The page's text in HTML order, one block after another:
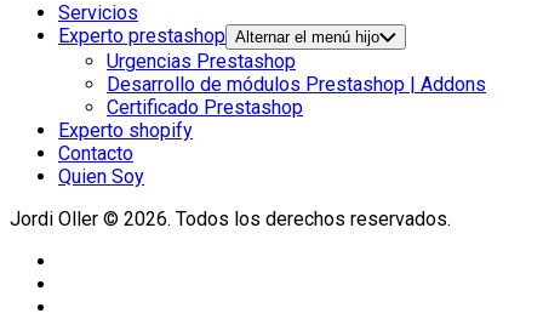
Servicios
Experto prestashop Alternar el menú hijo
Urgencias Prestashop
Desarrollo de módulos Prestashop | Addons
Certificado Prestashop
Experto shopify
Contacto
Quien Soy
Jordi Oller © 2026. Todos los derechos reservados.